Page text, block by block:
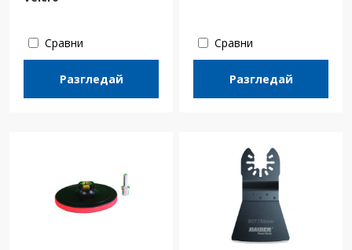
Сравни
Разгледай
Сравни
Разгледай